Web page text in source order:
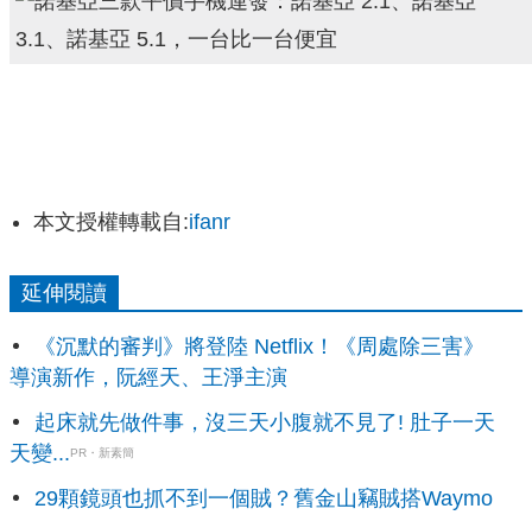
本文授權轉載自:ifanr
延伸閱讀
《沉默的審判》將登陸 Netflix！《周處除三害》
導演新作，阮經天、王淨主演
起床就先做件事，沒三天小腹就不見了! 肚子一天
天變...PR・新素簡
29顆鏡頭也抓不到一個賊？舊金山竊賊搭Waymo